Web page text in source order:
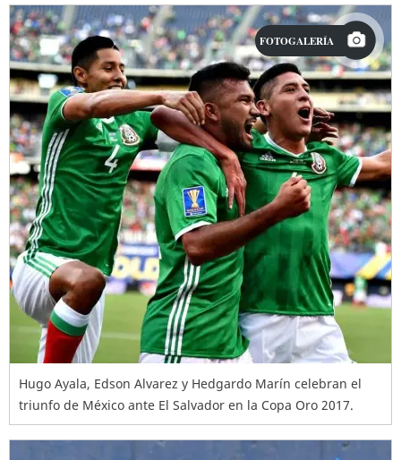
FOTOGALERÍA
Hugo Ayala, Edson Alvarez y Hedgardo Marín celebran el
triunfo de México ante El Salvador en la Copa Oro 2017.